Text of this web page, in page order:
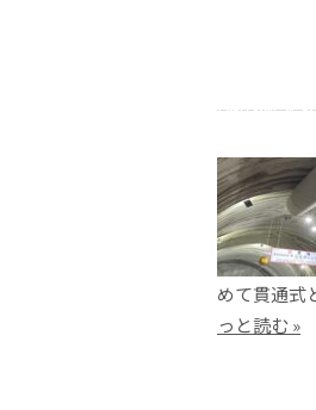
めて貫通式
っと読む »